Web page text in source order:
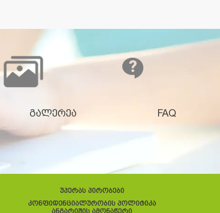
გალერეა FAQ
უპერას პირობები
კონფიდენციალურობის პოლიტიკა
ანგარიშის ამონაწერი